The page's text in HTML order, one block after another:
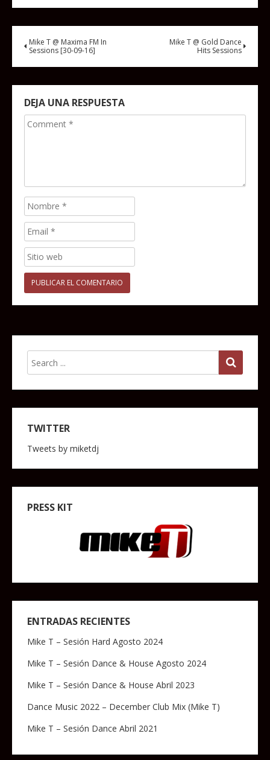
Mike T @ Maxima FM In
Sessions [30-09-16]
Mike T @ Gold Dance
Hits Sessions
DEJA UNA RESPUESTA
TWITTER
Tweets by miketdj
PRESS KIT
ENTRADAS RECIENTES
Mike T – Sesión Hard Agosto 2024
Mike T – Sesión Dance & House Agosto 2024
Mike T – Sesión Dance & House Abril 2023
Dance Music 2022 – December Club Mix (Mike T)
Mike T – Sesión Dance Abril 2021